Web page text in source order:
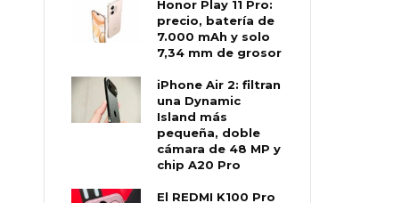
Honor Play 11 Pro:
precio, batería de
7.000 mAh y solo
7,34 mm de grosor
iPhone Air 2: filtran
una Dynamic
Island más
pequeña, doble
cámara de 48 MP y
chip A20 Pro
El REDMI K100 Pro